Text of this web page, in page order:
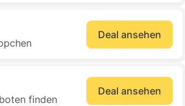
Deal ansehen
finden
Deal ansehen